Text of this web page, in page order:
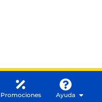
Promociones Ayuda